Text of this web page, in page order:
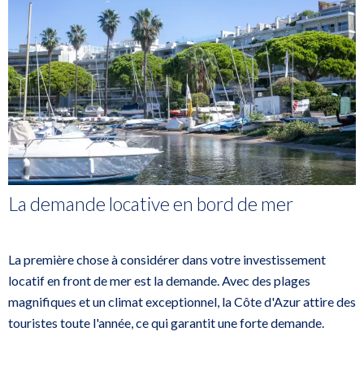
La demande locative en bord de mer
La première chose à considérer dans votre investissement
locatif en front de mer est la demande. Avec des plages
magnifiques et un climat exceptionnel, la Côte d'Azur attire des
touristes toute l'année, ce qui garantit une forte demande.